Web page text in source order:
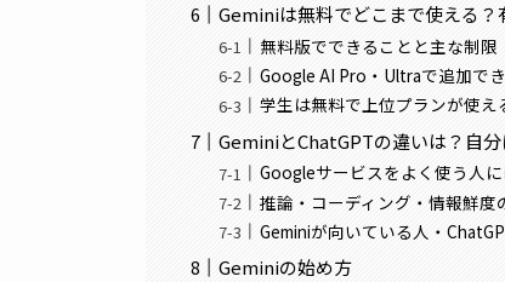
Geminiは無料でどこまで使える
無料版でできることと主な制限
Google AI Pro・Ultraで追加で
学生は無料で上位プランが使
GeminiとChatGPTの違いは？自
Googleサービスをよく使う人
推論・コーディング・情報鮮度
Geminiが向いている人・
Geminiの始め方